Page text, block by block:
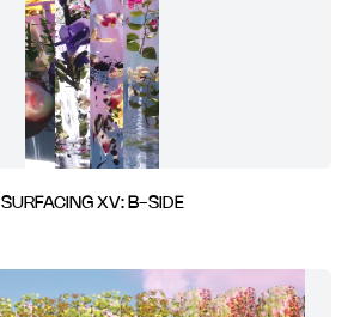
SURFACING XV: B-SIDE